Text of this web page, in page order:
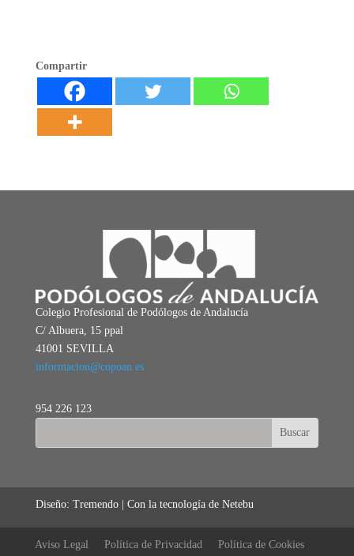
Compartir
Colegio Profesional de Podólogos de Andalucía
C/ Albuera, 15 ppal
41001 SEVILLA
informacion@copoan.es
954 226 123
Diseño: Tremendo | Con la tecnología de Netebu
Aviso Legal Política de Privacidad Política de Cookies